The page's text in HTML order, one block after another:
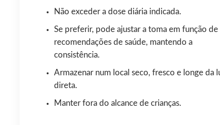
Não exceder a dose diária indicada.
Se preferir, pode ajustar a toma em função de
recomendações de saúde, mantendo a
consistência.
Armazenar num local seco, fresco e longe da
direta.
Manter fora do alcance de crianças.